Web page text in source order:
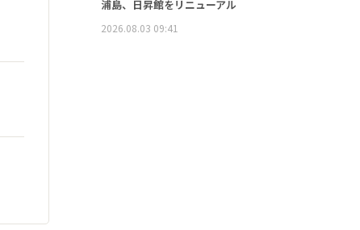
浦島、日昇館をリニューアル
2026.08.03 09:41